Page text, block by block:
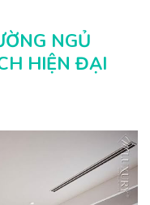
NGỦ
HIỆN ĐẠI